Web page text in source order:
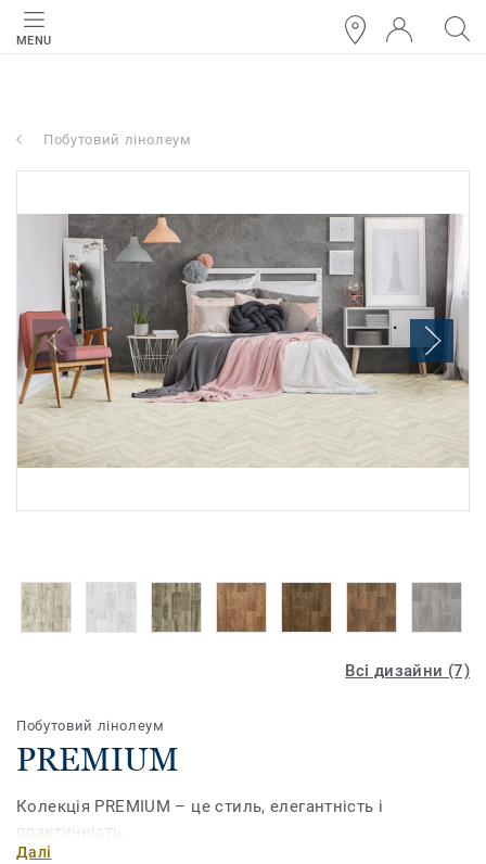
MENU
Побутовий лінолеум
Всі дизайни (7)
Побутовий лінолеум
PREMIUM
Колекція PREMIUM – це стиль, елегантність і
практичність.
Далі